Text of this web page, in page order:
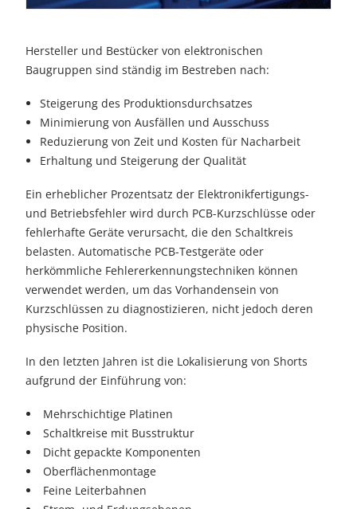
Hersteller und Bestücker von elektronischen
Baugruppen sind ständig im Bestreben nach:
Steigerung des Produktionsdurchsatzes
Minimierung von Ausfällen und Ausschuss
Reduzierung von Zeit und Kosten für Nacharbeit
Erhaltung und Steigerung der Qualität
Ein erheblicher Prozentsatz der Elektronikfertigungs-
und Betriebsfehler wird durch PCB-Kurzschlüsse oder
fehlerhafte Geräte verursacht, die den Schaltkreis
belasten. Automatische PCB-Testgeräte oder
herkömmliche Fehlererkennungstechniken können
verwendet werden, um das Vorhandensein von
Kurzschlüssen zu diagnostizieren, nicht jedoch deren
physische Position.
In den letzten Jahren ist die Lokalisierung von Shorts
aufgrund der Einführung von:
Mehrschichtige Platinen
Schaltkreise mit Busstruktur
Dicht gepackte Komponenten
Oberflächenmontage
Feine Leiterbahnen